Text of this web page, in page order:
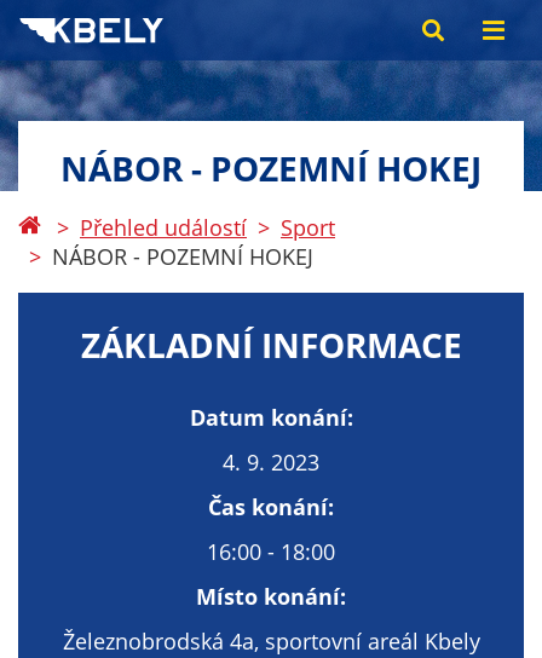
NÁBOR - POZEMNÍ HOKEJ
Přehled událostí
Sport
NÁBOR - POZEMNÍ HOKEJ
ZÁKLADNÍ INFORMACE
Datum konání:
4. 9. 2023
Čas konání:
16:00 - 18:00
Místo konání:
Železnobrodská 4a, sportovní areál Kbely
Technické
Technické
cookies jsou